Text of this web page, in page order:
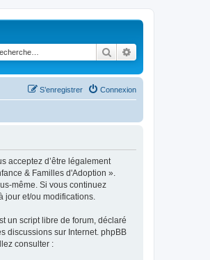
Rechercher
Connexion
S’enregistrer
acceptez d’être légalement
& Familles d'Adoption ».
même. Si vous continuez
jour et/ou modifications.
un script libre de forum, déclaré
discussions sur Internet. phpBB
consulter :